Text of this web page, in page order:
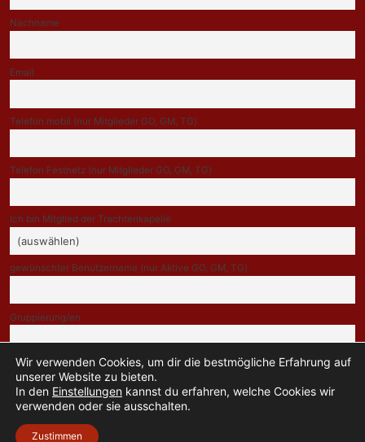
Nachname
Email
Telefon mobil (nur Mitglieder GO, GM, TG)
Telefon Festnetz (nur Mitglieder GO, GM, TG)
Ich bin Mitglied der Trachtenkapelle
gewünschter Benutzername (nur Aktive GO, GM, TG)
Gruppierung/en
Indem Du fortfährst, akzeptierst Du unsere Datenschutzerklärung.
Wir verwenden Cookies, um dir die bestmögliche Erfahrung auf
unserer Website zu bieten.
In den Einstellungen kannst du erfahren, welche Cookies wir
verwenden oder sie ausschalten.
Zustimmen